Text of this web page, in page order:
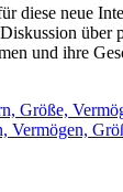
diese neue
und ihre
Größe,
Vermögen,